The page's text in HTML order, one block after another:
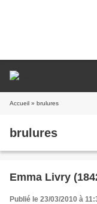
Accueil » brulures
brulures
Emma Livry
Publié le 23/03/2010 à